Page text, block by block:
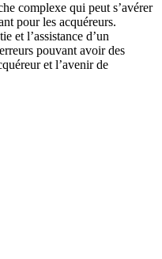
complexe qui peut s’avérer
pour les acquéreurs.
et l’assistance d’un
pouvant avoir des
et l’avenir de